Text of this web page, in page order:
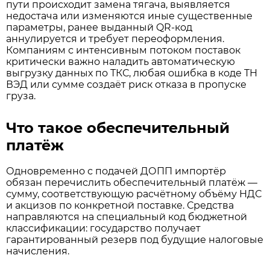
пути происходит замена тягача, выявляется
недостача или изменяются иные существенные
параметры, ранее выданный QR-код
аннулируется и требует переоформления.
Компаниям с интенсивным потоком поставок
критически важно наладить автоматическую
выгрузку данных по ТКС, любая ошибка в коде ТН
ВЭД или сумме создаёт риск отказа в пропуске
груза.
Что такое обеспечительный
платёж
Одновременно с подачей ДОПП импортёр
обязан перечислить обеспечительный платёж —
сумму, соответствующую расчётному объёму НДС
и акцизов по конкретной поставке. Средства
направляются на специальный код бюджетной
классификации: государство получает
гарантированный резерв под будущие налоговые
начисления.